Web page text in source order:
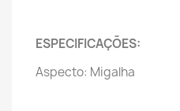
ESPECIFICAÇÕES:
Aspecto: Migalha